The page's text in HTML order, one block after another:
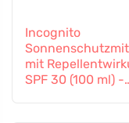
Incognito
mit
SPF 30 (100 ml) -